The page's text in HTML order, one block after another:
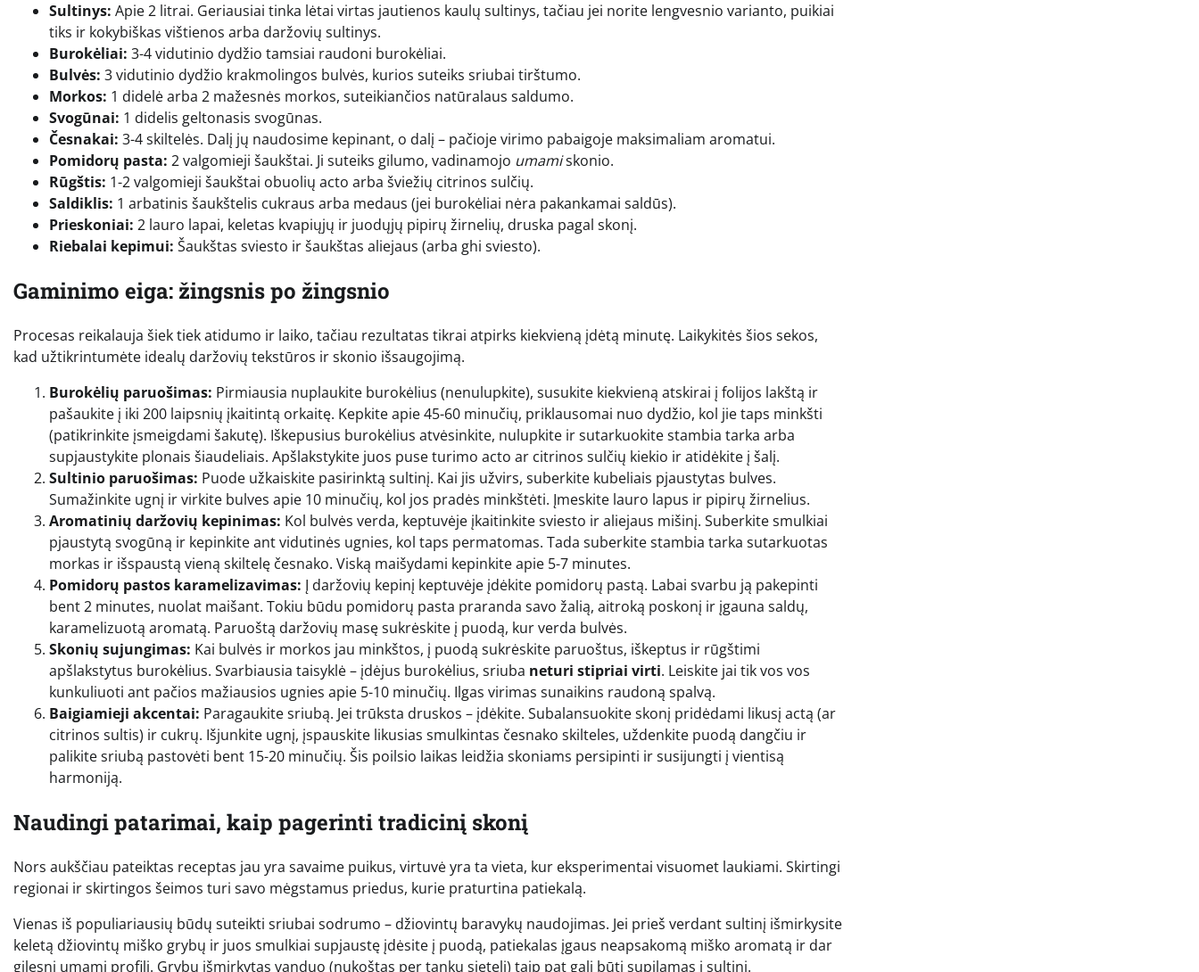
Sultinys: Apie 2 litrai. Geriausiai tinka lėtai virtas jautienos kaulų sultinys, tačiau jei norite lengvesnio varianto, puikiai
tiks ir kokybiškas vištienos arba daržovių sultinys.
Burokėliai: 3-4 vidutinio dydžio tamsiai raudoni burokėliai.
Bulvės: 3 vidutinio dydžio krakmolingos bulvės, kurios suteiks sriubai tirštumo.
Morkos: 1 didelė arba 2 mažesnės morkos, suteikiančios natūralaus saldumo.
Svogūnai: 1 didelis geltonasis svogūnas.
Česnakai: 3-4 skiltelės. Dalį jų naudosime kepinant, o dalį – pačioje virimo pabaigoje maksimaliam aromatui.
Pomidorų pasta: 2 valgomieji šaukštai. Ji suteiks gilumo, vadinamojo umamiskonio.
Rūgštis: 1-2 valgomieji šaukštai obuolių acto arba šviežių citrinos sulčių.
Saldiklis: 1 arbatinis šaukštelis cukraus arba medaus (jei burokėliai nėra pakankamai saldūs).
Prieskoniai: 2 lauro lapai, keletas kvapiųjų ir juodųjų pipirų žirnelių, druska pagal skonį.
Riebalai kepimui: Šaukštas sviesto ir šaukštas aliejaus (arba ghi sviesto).
Gaminimo eiga: žingsnis po žingsnio
Procesas reikalauja šiek tiek atidumo ir laiko, tačiau rezultatas tikrai atpirks kiekvieną įdėtą minutę. Laikykitės šios sekos,
kad užtikrintumėte idealų daržovių tekstūros ir skonio išsaugojimą.
Burokėlių paruošimas: Pirmiausia nuplaukite burokėlius (nenulupkite), susukite kiekvieną atskirai į folijos lakštą ir
pašaukite į iki 200 laipsnių įkaitintą orkaitę. Kepkite apie 45-60 minučių, priklausomai nuo dydžio, kol jie taps minkšti
(patikrinkite įsmeigdami šakutę). Iškepusius burokėlius atvėsinkite, nulupkite ir sutarkuokite stambia tarka arba
supjaustykite plonais šiaudeliais. Apšlakstykite juos puse turimo acto ar citrinos sulčių kiekio ir atidėkite į šalį.
Sultinio paruošimas: Puode užkaiskite pasirinktą sultinį. Kai jis užvirs, suberkite kubeliais pjaustytas bulves.
Sumažinkite ugnį ir virkite bulves apie 10 minučių, kol jos pradės minkštėti. Įmeskite lauro lapus ir pipirų žirnelius.
Aromatinių daržovių kepinimas: Kol bulvės verda, keptuvėje įkaitinkite sviesto ir aliejaus mišinį. Suberkite smulkiai
pjaustytą svogūną ir kepinkite ant vidutinės ugnies, kol taps permatomas. Tada suberkite stambia tarka sutarkuotas
morkas ir išspaustą vieną skiltelę česnako. Viską maišydami kepinkite apie 5-7 minutes.
Pomidorų pastos karamelizavimas: Į daržovių kepinį keptuvėje įdėkite pomidorų pastą. Labai svarbu ją pakepinti
bent 2 minutes, nuolat maišant. Tokiu būdu pomidorų pasta praranda savo žalią, aitroką poskonį ir įgauna saldų,
karamelizuotą aromatą. Paruoštą daržovių masę sukrėskite į puodą, kur verda bulvės.
Skonių sujungimas: Kai bulvės ir morkos jau minkštos, į puodą sukrėskite paruoštus, iškeptus ir rūgštimi
apšlakstytus burokėlius. Svarbiausia taisyklė – įdėjus burokėlius, sriuba neturi stipriai virti. Leiskite jai tik vos vos
kunkuliuoti ant pačios mažiausios ugnies apie 5-10 minučių. Ilgas virimas sunaikins raudoną spalvą.
Baigiamieji akcentai: Paragaukite sriubą. Jei trūksta druskos – įdėkite. Subalansuokite skonį pridėdami likusį actą (ar
citrinos sultis) ir cukrų. Išjunkite ugnį, įspauskite likusias smulkintas česnako skilteles, uždenkite puodą dangčiu ir
palikite sriubą pastovėti bent 15-20 minučių. Šis poilsio laikas leidžia skoniams persipinti ir susijungti į vientisą
harmoniją.
Naudingi patarimai, kaip pagerinti tradicinį skonį
Nors aukščiau pateiktas receptas jau yra savaime puikus, virtuvė yra ta vieta, kur eksperimentai visuomet laukiami. Skirtingi
regionai ir skirtingos šeimos turi savo mėgstamus priedus, kurie praturtina patiekalą.
Vienas iš populiariausių būdų suteikti sriubai sodrumo – džiovintų baravykų naudojimas. Jei prieš verdant sultinį išmirkysite
keletą džiovintų miško grybų ir juos smulkiai supjaustę įdėsite į puodą, patiekalas įgaus neapsakomą miško aromatą ir dar
gilesnį umami profilį. Grybų išmirkytas vanduo (nukoštas per tankų sietelį) taip pat gali būti supilamas į sultinį.